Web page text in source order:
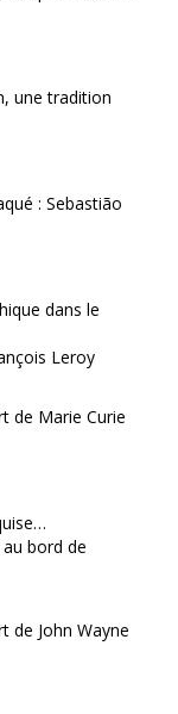
une tradition
: Sebastião
dans le
Leroy
de Marie Curie
bord de
de John Wayne